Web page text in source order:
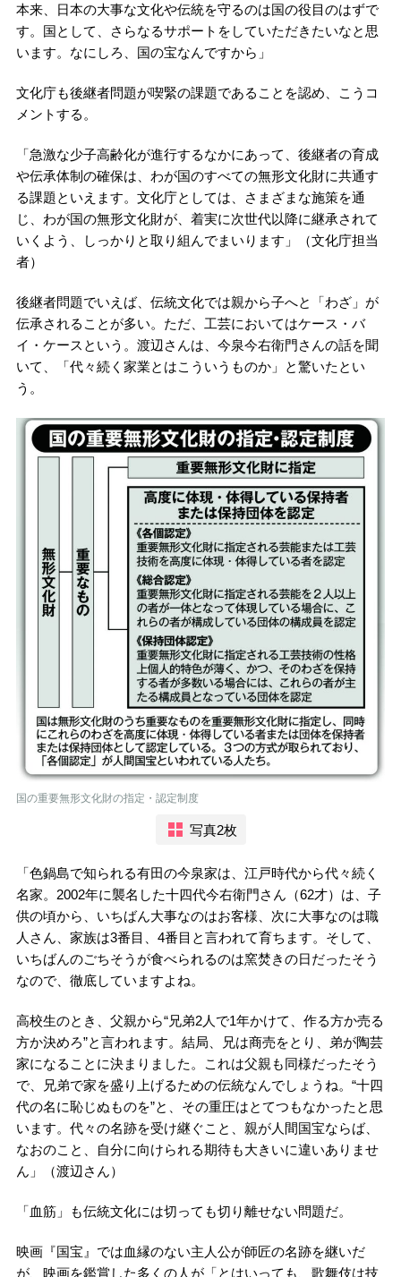
本来、日本の大事な文化や伝統を守るのは国の役目のはずで
す。国として、さらなるサポートをしていただきたいなと思
います。なにしろ、国の宝なんですから」
文化庁も後継者問題が喫緊の課題であることを認め、こうコ
メントする。
「急激な少子高齢化が進行するなかにあって、後継者の育成
や伝承体制の確保は、わが国のすべての無形文化財に共通す
る課題といえます。文化庁としては、さまざまな施策を通
じ、わが国の無形文化財が、着実に次世代以降に継承されて
いくよう、しっかりと取り組んでまいります」（文化庁担当
者）
後継者問題でいえば、伝統文化では親から子へと「わざ」が
伝承されることが多い。ただ、工芸においてはケース・バ
イ・ケースという。渡辺さんは、今泉今右衛門さんの話を聞
いて、「代々続く家業とはこういうものか」と驚いたとい
う。
国の重要無形文化財の指定・認定制度
写真2枚
「色鍋島で知られる有田の今泉家は、江戸時代から代々続く
名家。2002年に襲名した十四代今右衛門さん（62才）は、子
供の頃から、いちばん大事なのはお客様、次に大事なのは職
人さん、家族は3番目、4番目と言われて育ちます。そして、
いちばんのごちそうが食べられるのは窯焚きの日だったそう
なので、徹底していますよね。
高校生のとき、父親から“兄弟2人で1年かけて、作る方か売る
方か決めろ”と言われます。結局、兄は商売をとり、弟が陶芸
家になることに決まりました。これは父親も同様だったそう
で、兄弟で家を盛り上げるための伝統なんでしょうね。“十四
代の名に恥じぬものを”と、その重圧はとてつもなかったと思
います。代々の名跡を受け継ぐこと、親が人間国宝ならば、
なおのこと、自分に向けられる期待も大きいに違いありませ
ん」（渡辺さん）
「血筋」も伝統文化には切っても切り離せない問題だ。
映画『国宝』では血縁のない主人公が師匠の名跡を継いだ
が、映画を鑑賞した多くの人が「とはいっても、歌舞伎は技